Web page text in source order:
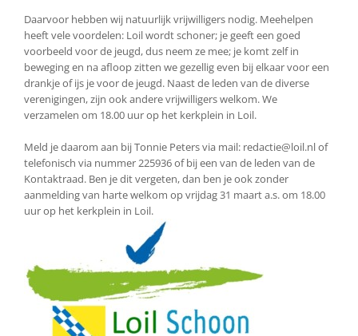
Daarvoor hebben wij natuurlijk vrijwilligers nodig. Meehelpen
heeft vele voordelen: Loil wordt schoner; je geeft een goed
voorbeeld voor de jeugd, dus neem ze mee; je komt zelf in
beweging en na afloop zitten we gezellig even bij elkaar voor een
drankje of ijs je voor de jeugd. Naast de leden van de diverse
verenigingen, zijn ook andere vrijwilligers welkom. We
verzamelen om 18.00 uur op het kerkplein in Loil.
Meld je daarom aan bij Tonnie Peters via mail: redactie@loil.nl of
telefonisch via nummer 225936 of bij een van de leden van de
Kontaktraad. Ben je dit vergeten, dan ben je ook zonder
aanmelding van harte welkom op vrijdag 31 maart a.s. om 18.00
uur op het kerkplein in Loil.